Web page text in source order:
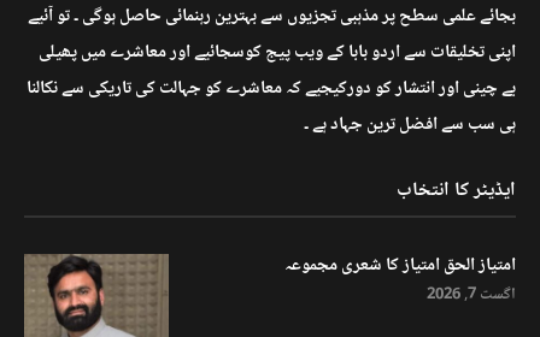
بجائے علمی سطح پر مذہبی تجزیوں سے بہترین رہنمائی حاصل ہوگی ۔ تو آئیے
اپنی تخلیقات سے اردو بابا کے ویب پیج کوسجائیے اور معاشرے میں پھیلی
بے چینی اور انتشار کو دورکیجیے کہ معاشرے کو جہالت کی تاریکی سے نکالنا
ہی سب سے افضل ترین جہاد ہے ۔
ایڈیٹر کا انتخاب
امتیاز الحق امتیاز کا شعری مجموعہ
اگست 7, 2026